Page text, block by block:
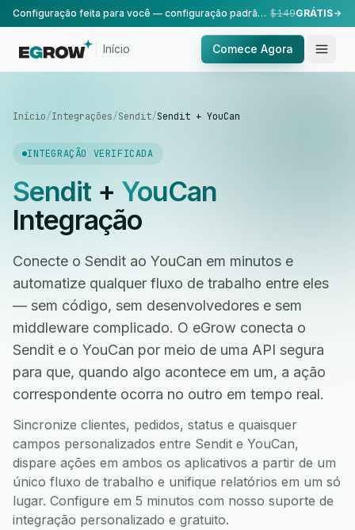
Configuração feita para você — configuração padrão, realizada pela nossa equipe. $149GRÁTIS
Início Comece Agora
Início/Integrações/Sendit/Sendit + YouCan
INTEGRAÇÃO VERIFICADA
Sendit+ YouCan
Integração
Conecte o Sendit ao YouCan em minutos e
automatize qualquer fluxo de trabalho entre eles
— sem código, sem desenvolvedores e sem
middleware complicado. O eGrow conecta o
Sendit e o YouCan por meio de uma API segura
para que, quando algo acontece em um, a ação
correspondente ocorra no outro em tempo real.
Sincronize clientes, pedidos, status e quaisquer
campos personalizados entre Sendit e YouCan,
dispare ações em ambos os aplicativos a partir de um
único fluxo de trabalho e unifique relatórios em um só
lugar. Configure em 5 minutos com nosso suporte de
integração personalizado e gratuito.